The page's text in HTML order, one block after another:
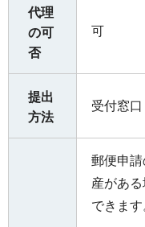
代理
の可
否
可
提出
方法
受付窓
郵便申
産があ
できま